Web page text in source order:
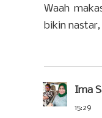
Waah
bikin
Ima
15:29